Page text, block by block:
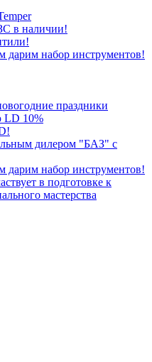
в наличии!
дарим набор инструментов!
праздники
LD 10%
дилером "БАЗ" с
дарим набор инструментов!
в подготовке к
мастерства